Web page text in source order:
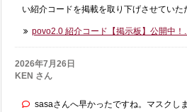
い紹介コードを掲載を取り下げさせていた
povo2.0 紹介コード【掲示板】公開中！...
2026年7月26日
KEN さん
sasaさんへ早かったですね。マスクし